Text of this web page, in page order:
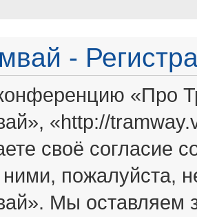
-
«Про
«http://
своё
пожалуйста,
Мы оставляем